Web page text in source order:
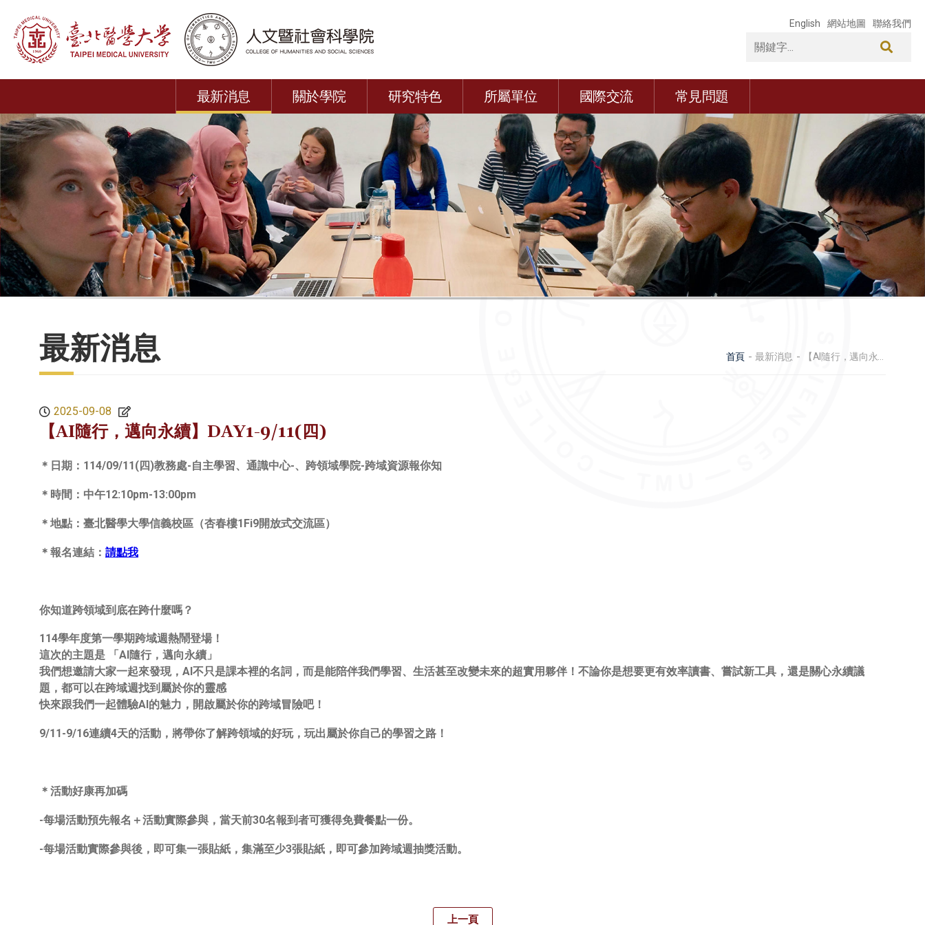
English 網站地圖 聯絡我們
最新消息 關於學院 研究特色 所屬單位 國際交流 常見問題
最新消息 首頁 最新消息
2025-09-08
【AI隨行，邁向永續】DAY1-9/11(四)
＊日期：114/09/11(四)教務處-自主學習、通識中心-、跨領域學院-跨域資源報你知
＊時間：中午12:10pm-13:00pm
＊地點：臺北醫學大學信義校區（杏春樓1Fi9開放式交流區）
＊報名連結： 請點我
你知道跨領域到底在跨什麼嗎？
114學年度第一學期跨域週熱鬧登場！
這次的主題是
「AI隨行，邁向永續」
我們想邀請大家一起來發現，AI不只是課本裡的名詞，而是能陪伴我們學習、生活甚至改變未來的超實用夥伴！不論你是想要更有效率讀書、嘗試新工具，還是關心永續議
題，都可以在跨域週找到屬於你的靈感
快來跟我們一起體驗AI的魅力，開啟屬於你的跨域冒險吧！
9/11-9/16連續4天的活動，將帶你了解跨領域的好玩，玩出屬於你自己的學習之路！
＊活動好康再加碼
-每場活動預先報名＋活動實際參與，當天前30名報到者可獲得免費餐點一份。
-每場活動實際參與後，即可集一張貼紙，集滿至少3張貼紙，即可參加跨域週抽獎活動。
上一頁